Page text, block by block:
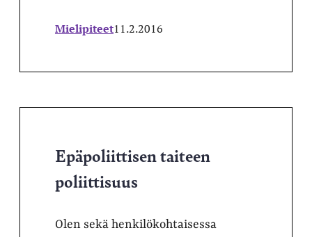
Mielipiteet11.2.2016
Epäpoliittisen taiteen
poliittisuus
Olen sekä henkilökohtaisessa